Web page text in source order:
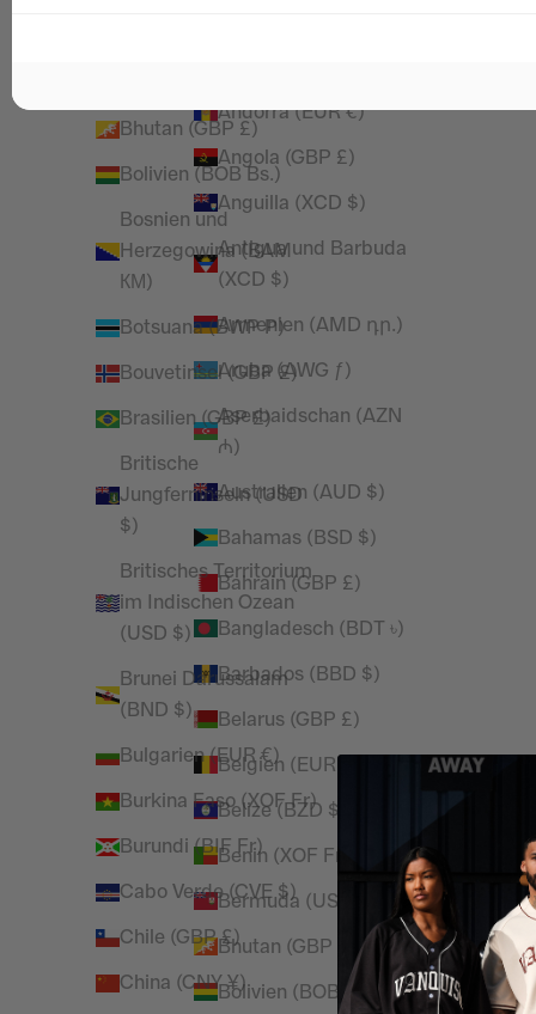
Bhutan (GBP £)
Bolivien (BOB Bs.)
Bosnien und
Herzegowina (BAM
КМ)
Botsuana (BWP P)
Bouvetinsel (GBP £)
Brasilien (GBP £)
Britische
Jungferninseln (USD
$)
Britisches Territorium
im Indischen Ozean
(USD $)
Brunei Darussalam
(BND $)
Bulgarien (EUR €)
Burkina Faso (XOF Fr)
Burundi (BIF Fr)
Cabo Verde (CVE $)
Chile (GBP £)
China (CNY ¥)
Andorra (EUR €)
Angola (GBP £)
Anguilla (XCD $)
Antigua und Barbuda
(XCD $)
Armenien (AMD դր.)
Aruba (AWG ƒ)
Aserbaidschan (AZN
₼)
Australien (AUD $)
Bahamas (BSD $)
Bahrain (GBP £)
Bangladesch (BDT ৳)
Barbados (BBD $)
Belarus (GBP £)
Belgien (EUR €)
Belize (BZD $)
Benin (XOF Fr)
Bermuda (USD $)
Bhutan (GBP £)
Bolivien (BOB Bs.)